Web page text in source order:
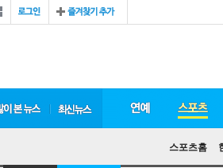
스포츠홈